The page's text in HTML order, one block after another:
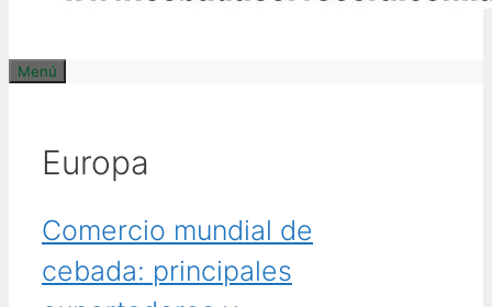
Menú
Europa
Comercio mundial de
cebada: principales